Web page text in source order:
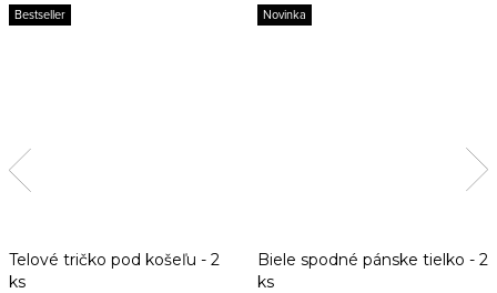
Bestseller
Telové tričko pod košeľu - 2
ks
Novinka
Biele spodné pánske tielko - 2
ks